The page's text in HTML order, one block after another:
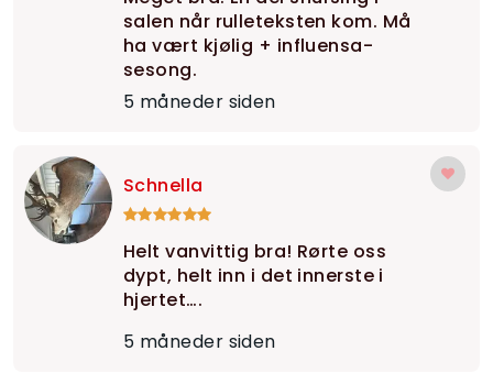
salen når rulleteksten kom. Må
ha vært kjølig + influensa-
sesong.
5 måneder siden
Schnella
Helt vanvittig bra! Rørte oss
dypt, helt inn i det innerste i
hjertet….
5 måneder siden